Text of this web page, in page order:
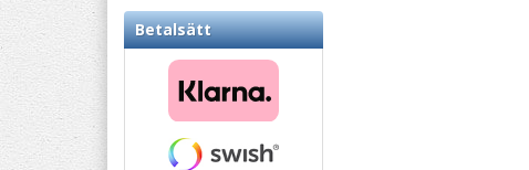
Betalsätt